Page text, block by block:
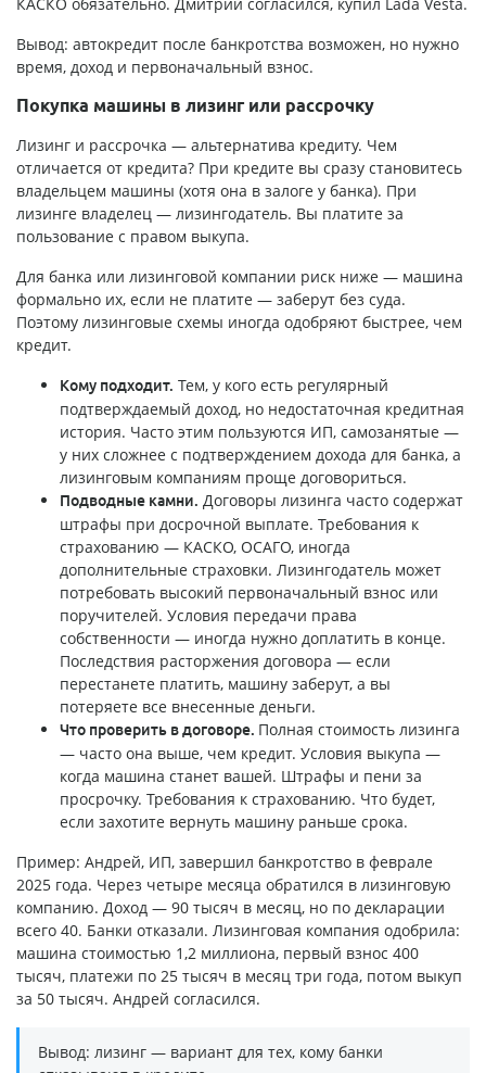
Вывод: автокредит после банкротства возможен, но нужно
время, доход и первоначальный взнос.
Покупка машины в лизинг или рассрочку
Лизинг и рассрочка — альтернатива кредиту. Чем
отличается от кредита? При кредите вы сразу становитесь
владельцем машины (хотя она в залоге у банка). При
лизинге владелец — лизингодатель. Вы платите за
пользование с правом выкупа.
Для банка или лизинговой компании риск ниже — машина
формально их, если не платите — заберут без суда.
Поэтому лизинговые схемы иногда одобряют быстрее, чем
кредит.
Кому подходит. Тем, у кого есть регулярный
подтверждаемый доход, но недостаточная кредитная
история. Часто этим пользуются ИП, самозанятые —
у них сложнее с подтверждением дохода для банка, а
лизинговым компаниям проще договориться.
Подводные камни. Договоры лизинга часто содержат
штрафы при досрочной выплате. Требования к
страхованию — КАСКО, ОСАГО, иногда
дополнительные страховки. Лизингодатель может
потребовать высокий первоначальный взнос или
поручителей. Условия передачи права
собственности — иногда нужно доплатить в конце.
Последствия расторжения договора — если
перестанете платить, машину заберут, а вы
потеряете все внесенные деньги.
Что проверить в договоре. Полная стоимость лизинга
— часто она выше, чем кредит. Условия выкупа —
когда машина станет вашей. Штрафы и пени за
просрочку. Требования к страхованию. Что будет,
если захотите вернуть машину раньше срока.
Пример: Андрей, ИП, завершил банкротство в феврале
2025 года. Через четыре месяца обратился в лизинговую
компанию. Доход — 90 тысяч в месяц, но по декларации
всего 40. Банки отказали. Лизинговая компания одобрила:
машина стоимостью 1,2 миллиона, первый взнос 400
тысяч, платежи по 25 тысяч в месяц три года, потом выкуп
за 50 тысяч. Андрей согласился.
Вывод: лизинг — вариант для тех, кому банки